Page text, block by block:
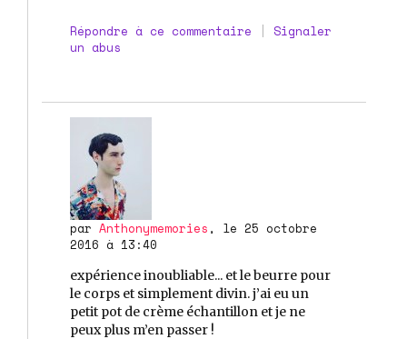
Répondre à ce commentaire | Signaler
un abus
par Anthonymemories , le 25 octobre
2016 à 13:40
expérience inoubliable... et le beurre pour
le corps et simplement divin. j’ai eu un
petit pot de crème échantillon et je ne
peux plus m’en passer !